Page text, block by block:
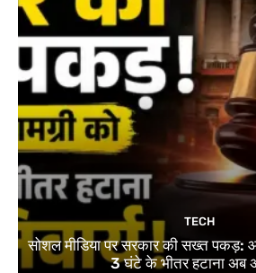
TECH
सोशल मीडिया पर सरकार की सख्त पकड़:
3 घंटे के भीतर हटाना अब